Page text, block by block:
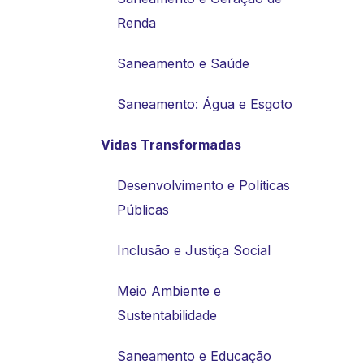
Renda
Saneamento e Saúde
Saneamento: Água e Esgoto
Vidas Transformadas
Desenvolvimento e Políticas
Públicas
Inclusão e Justiça Social
Meio Ambiente e
Sustentabilidade
Saneamento e Educação